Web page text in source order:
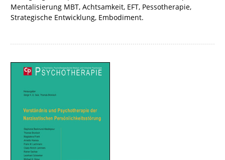
Mentalisierung MBT, Achtsamkeit, EFT, Pessotherapie,
Strategische Entwicklung, Embodiment.